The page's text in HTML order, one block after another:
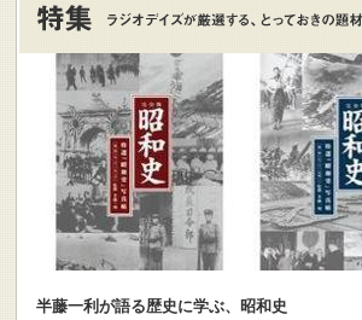
半藤一利が語る歴史に学ぶ、昭和史